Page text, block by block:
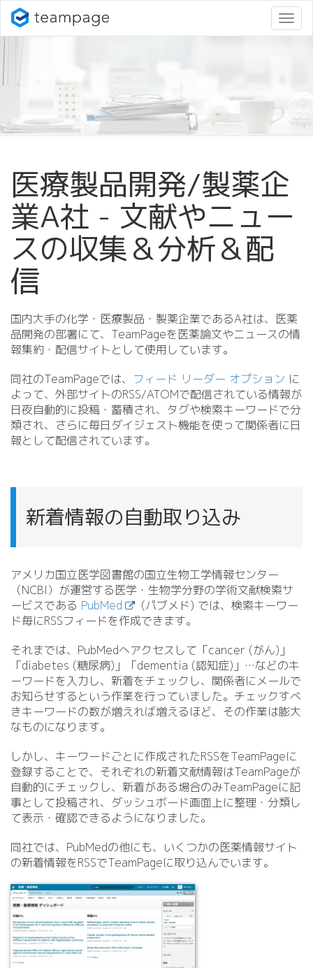
ナ
ビ
医療製品開発/製薬企
業A社 - 文献やニュー
スの収集＆分析＆配
信
国内大手の化学・医療製品・製薬企業であるA社は、医薬
品開発の部署にて、TeamPageを医薬論文やニュースの情
報集約・配信サイトとして使用しています。
同社のTeamPageでは、 フィード リーダー オプション に
よって、外部サイトのRSS/ATOMで配信されている情報が
日夜自動的に投稿・蓄積され、タグや検索キーワードで分
類され、さらに毎日ダイジェスト機能を使って関係者に日
報として配信されています。
新着情報の自動取り込み
アメリカ国立医学図書館の国立生物工学情報センター
（NCBI）が運営する医学・生物学分野の学術文献検索サ
ービスである PubMed
(パブメド) では、検索キーワー
ド毎にRSSフィードを作成できます。
それまでは、PubMedへアクセスして「cancer (がん)」
「diabetes (糖尿病)」「dementia (認知症)」…などのキ
ーワードを入力し、新着をチェックし、関係者にメールで
お知らせするという作業を行っていました。チェックすべ
きキーワードの数が増えれば増えるほど、その作業は膨大
なものになります。
しかし、キーワードごとに作成されたRSSをTeamPageに
登録することで、それぞれの新着文献情報はTeamPageが
自動的にチェックし、新着がある場合のみTeamPageに記
事として投稿され、ダッシュボード画面上に整理・分類し
て表示・確認できるようになりました。
同社では、PubMedの他にも、いくつかの医薬情報サイト
の新着情報をRSSでTeamPageに取り込んでいます。